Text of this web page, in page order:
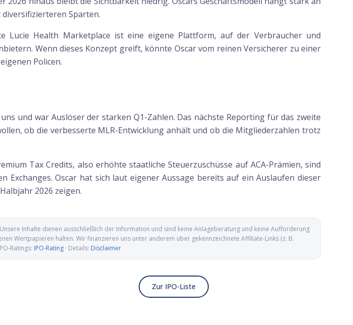
Sparten.
Lucie Health Marketplace ist eine eigene Plattform, auf der Verbraucher und
Wenn dieses Konzept greift, könnte Oscar vom reinen Versicherer zu einer
Policen.
und war Auslöser der starken Q1-Zahlen. Das nächste Reporting für das zweite
ob die verbesserte MLR-Entwicklung anhält und ob die Mitgliederzahlen trotz
Tax Credits, also erhöhte staatliche Steuerzuschüsse auf ACA-Prämien, sind
Oscar hat sich laut eigener Aussage bereits auf ein Auslaufen dieser
2026 zeigen.
Inhalte dienen ausschließlich der Information und sind keine Anlageberatung und keine Aufforderung
Wertpapieren halten. Wir finanzieren uns unter anderem über gekennzeichnete Affiliate-Links (z. B.
Ratings: IPO-Rating · Details: Disclaimer
Zur IPO-Liste